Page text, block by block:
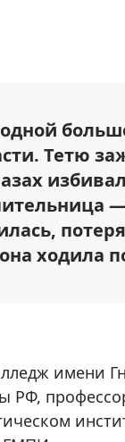
Тетю
ходила
имени
РФ,